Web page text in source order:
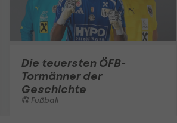
Die teuersten ÖFB-
Tormänner der
Geschichte
Fußball